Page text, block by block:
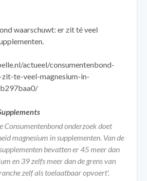
waarschuwt: er zit té veel
actueel/consumentenbond-
te-veel-magnesium-in-
Consumentenbond onderzoek doet
magnesium in supplementen. Van de
bevatten er 45 meer dan
en 39 zelfs meer dan de grens van
zelf als toelaatbaar opvoert'.